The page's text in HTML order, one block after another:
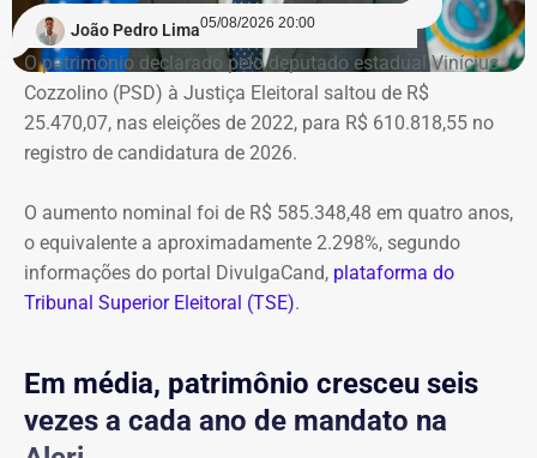
O próprio Nunes Marques havia concedido o habeas
corpus a Graciosa, citando o “excesso de prazo da
medida cautelar de afastamento do cargo”, uma vez que
ainda não havia, na ocasião, sentença condenatória no
processo em que Graciosa era réu no processo por
lavagem de dinheiro, que se arrastava desde 2021.
Mas a decisão, e a condenação, acabaram saindo cinco
meses depois.
Na prática, a manifestação do ministro extinguiu o
condenação e a determinação de perda de cargo no STJ
— e inviabilizou o pedido de extensão formulado por
Marco Antônio.
João Pedro Lima05/08/2026 20:00
O patrimônio declarado pelo deputado estadual Vinícius
Cozzolino (PSD) à Justiça Eleitoral saltou de R$
25.470,07, nas eleições de 2022, para R$ 610.818,55 no
registro de candidatura de 2026.
O aumento nominal foi de R$ 585.348,48 em quatro anos,
o equivalente a aproximadamente 2.298%, segundo
informações do portal DivulgaCand, plataforma do
Tribunal Superior Eleitoral (TSE).
Em média, patrimônio cresceu seis
vezes a cada ano de mandato na